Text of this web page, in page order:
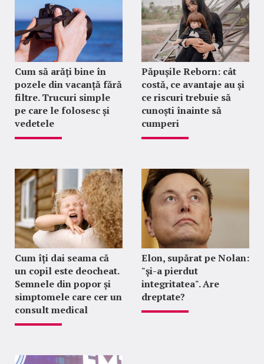
Cum să arăți bine în
pozele din vacanță fără
filtre. Trucuri simple
pe care le folosesc și
vedetele
Păpușile Reborn: cât
costă, ce avantaje au și
ce riscuri trebuie să
cunoști înainte să
cumperi
Cum îți dai seama că
un copil este deocheat.
Semnele din popor și
simptomele care cer un
consult medical
Elon, supărat pe Nolan:
"şi-a pierdut
integritatea". Are
dreptate?